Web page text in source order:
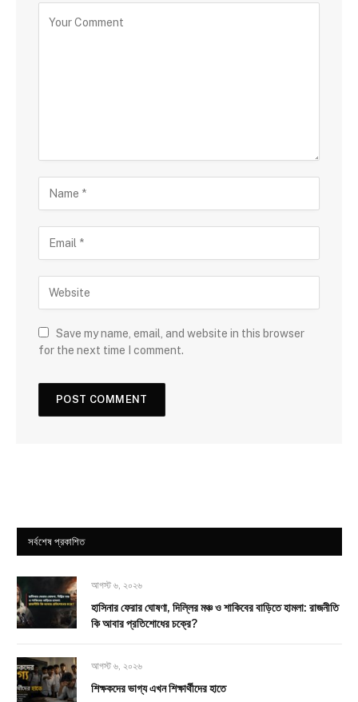
Save my name, email, and website in this browser
for the next time I comment.
সর্বশেষ প্রকাশিত
আগস্ট ৬, ২০২৬
হাসিনার ফেরার ঘোষণা, দিল্লির মঞ্চ ও শাকিবের বাড়িতে হামলা: রাজনীতি
কি আবার প্রতিশোধের চক্রে?
আগস্ট ৬, ২০২৬
শিক্ষকদের ভাগ্য এখন শিক্ষার্থীদের হাতে